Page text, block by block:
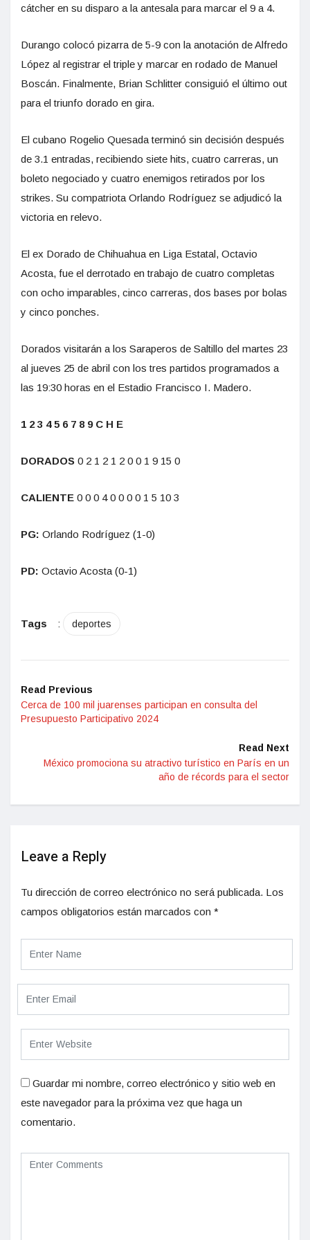
cátcher en su disparo a la antesala para marcar el 9 a 4.
Durango colocó pizarra de 5-9 con la anotación de Alfredo
López al registrar el triple y marcar en rodado de Manuel
Boscán. Finalmente, Brian Schlitter consiguió el último out
para el triunfo dorado en gira.
El cubano Rogelio Quesada terminó sin decisión después
de 3.1 entradas, recibiendo siete hits, cuatro carreras, un
boleto negociado y cuatro enemigos retirados por los
strikes. Su compatriota Orlando Rodríguez se adjudicó la
victoria en relevo.
El ex Dorado de Chihuahua en Liga Estatal, Octavio
Acosta, fue el derrotado en trabajo de cuatro completas
con ocho imparables, cinco carreras, dos bases por bolas
y cinco ponches.
Dorados visitarán a los Saraperos de Saltillo del martes 23
al jueves 25 de abril con los tres partidos programados a
las 19:30 horas en el Estadio Francisco I. Madero.
1 2 3 4 5 6 7 8 9 C H E
DORADOS 0 2 1 2 1 2 0 0 1 9 15 0
CALIENTE 0 0 0 4 0 0 0 0 1 5 10 3
PG: Orlando Rodríguez (1-0)
PD: Octavio Acosta (0-1)
Tags : deportes
Read Previous
Cerca de 100 mil juarenses participan en consulta del
Presupuesto Participativo 2024
Read Next
México promociona su atractivo turístico en París en un
año de récords para el sector
Leave a Reply
Tu dirección de correo electrónico no será publicada. Los
campos obligatorios están marcados con *
Guardar mi nombre, correo electrónico y sitio web en
este navegador para la próxima vez que haga un
comentario.